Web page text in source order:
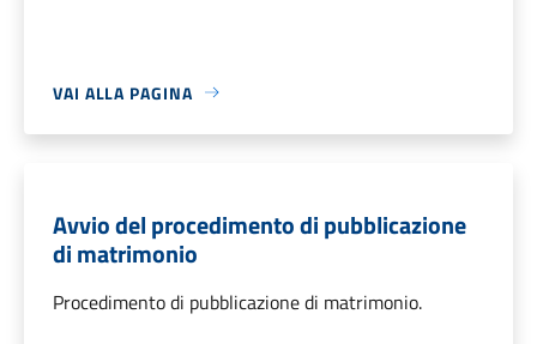
VAI ALLA PAGINA
Avvio del procedimento di pubblicazione
di matrimonio
Procedimento di pubblicazione di matrimonio.